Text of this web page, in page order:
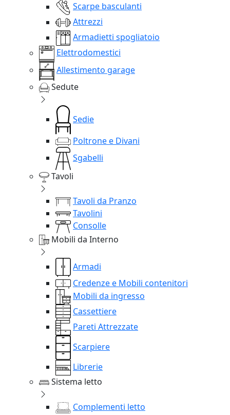
Scarpe basculanti
Attrezzi
Armadietti spogliatoio
Elettrodomestici
Allestimento garage
Sedute
Sedie
Poltrone e Divani
Sgabelli
Tavoli
Tavoli da Pranzo
Tavolini
Consolle
Mobili da Interno
Armadi
Credenze e Mobili contenitori
Mobili da ingresso
Cassettiere
Pareti Attrezzate
Scarpiere
Librerie
Sistema letto
Complementi letto